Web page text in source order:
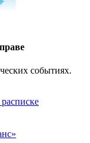
событиях.